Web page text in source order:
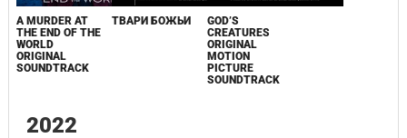
A MURDER AT
THE END OF THE
WORLD
ORIGINAL
SOUNDTRACK
ТВАРИ БОЖЬИ
GOD’S
CREATURES
ORIGINAL
MOTION
PICTURE
SOUNDTRACK
2022